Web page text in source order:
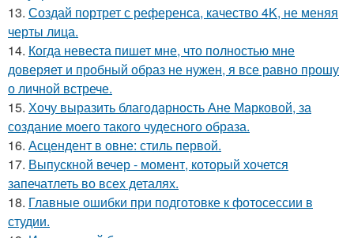
13. Создай портрет с референса, качество 4K, не меняя
черты лица.
14. Когда невеста пишет мне, что полностью мне
доверяет и пробный образ не нужен, я все равно прошу
о личной встрече.
15. Хочу выразить благодарность Ане Марковой, за
создание моего такого чудесного образа.
16. Асцендент в овне: стиль первой.
17. Выпускной вечер - момент, который хочется
запечатлеть во всех деталях.
18. Главные ошибки при подготовке к фотосессии в
студии.